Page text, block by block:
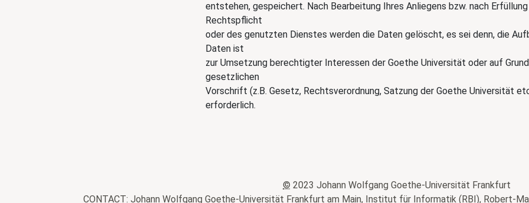
entstehen, gespeichert. Nach Bearbeitung Ihres Anliegens bzw. nach
Rechtspflicht
oder des genutzten Dienstes werden die Daten gelöscht, es sei denn, die
Daten ist
zur Umsetzung berechtigter Interessen der Goethe Universität oder auf
gesetzlichen
Vorschrift (z.B. Gesetz, Rechtsverordnung, Satzung der Goethe Universität
erforderlich.
© 2023 Johann Wolfgang Goethe-Universität Frankfurt
CONTACT: Johann Wolfgang Goethe-Universität Frankfurt am Main, Institut für Informatik (RBI), Robert-